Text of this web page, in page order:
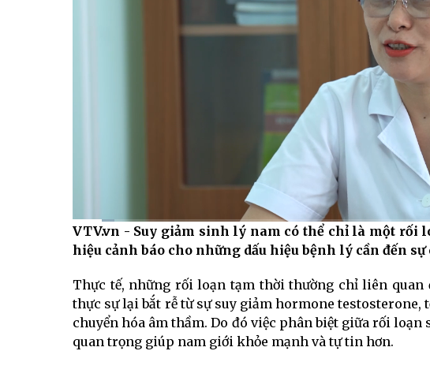
Current
Time
0:09 / Duration
2:56
VTV.vn - Suy giảm sinh lý nam có thể chỉ là một rối
hiệu cảnh báo cho những dấu hiệu bệnh lý cần đến
Thực tế, những rối loạn tạm thời thường chỉ liên
thực sự lại bắt rễ từ sự suy giảm hormone testosterone,
chuyển hóa âm thầm. Do đó việc phân biệt giữa rối
quan trọng giúp nam giới khỏe mạnh và tự tin hơn.